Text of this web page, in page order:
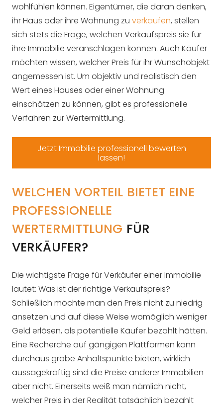
wohlfühlen können. Eigentümer, die daran denken,
ihr Haus oder ihre Wohnung zu verkaufen, stellen
sich stets die Frage, welchen Verkaufspreis sie für
ihre Immobilie veranschlagen können. Auch Käufer
möchten wissen, welcher Preis für ihr Wunschobjekt
angemessen ist. Um objektiv und realistisch den
Wert eines Hauses oder einer Wohnung
einschätzen zu können, gibt es professionelle
Verfahren zur Wertermittlung.
Jetzt Immobilie professionell bewerten
lassen!
WELCHEN VORTEIL BIETET EINE
PROFESSIONELLE
WERTERMITTLUNG FÜR
VERKÄUFER?
Die wichtigste Frage für Verkäufer einer Immobilie
lautet: Was ist der richtige Verkaufspreis?
Schließlich möchte man den Preis nicht zu niedrig
ansetzen und auf diese Weise womöglich weniger
Geld erlösen, als potentielle Käufer bezahlt hätten.
Eine Recherche auf gängigen Plattformen kann
durchaus grobe Anhaltspunkte bieten, wirklich
aussagekräftig sind die Preise anderer Immobilien
aber nicht. Einerseits weiß man nämlich nicht,
welcher Preis in der Realität tatsächlich bezahlt